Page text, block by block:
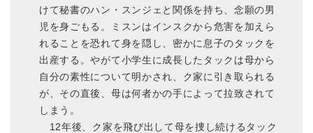
けて秘書のハン・スンジェと関係を持ち、念願の男
児を身ごもる。ミスンはインスクから危害を加えら
れることを恐れて身を隠し、密かに息子のタックを
出産する。やがて小学生に成長したタックは母から
自分の素性について明かされ、ク家に引き取られる
が、その直後、母は何者かの手によって拉致されて
しまう。
12年後、ク家を飛び出して母を捜し続けるタック